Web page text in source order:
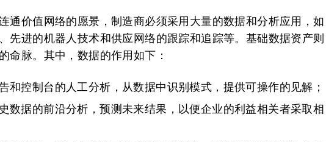
通价值网络的愿景，制造商必须采用大量的数据和分析应用，如
先进的机器人技术和供应网络的跟踪和追踪等。基础数据资产则
命脉。其中，数据的作用如下：
和控制台的人工分析，从数据中识别模式，提供可操作的见解；
数据的前沿分析，预测未来结果，以便企业的利益相关者采取相